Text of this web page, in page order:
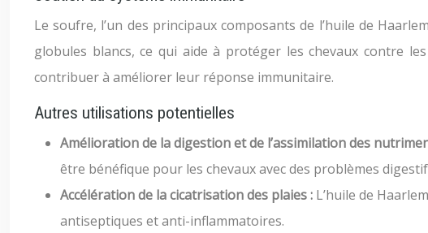
Le soufre, l’un des principaux composants de l’huile de
globules blancs, ce qui aide à protéger les chevaux contre
contribuer à améliorer leur réponse immunitaire.
Autres utilisations potentielles
Amélioration de la digestion et de l’assimilation des
être bénéfique pour les chevaux avec des problèmes
Accélération de la cicatrisation des plaies : L’huile de
antiseptiques et anti-inflammatoires.